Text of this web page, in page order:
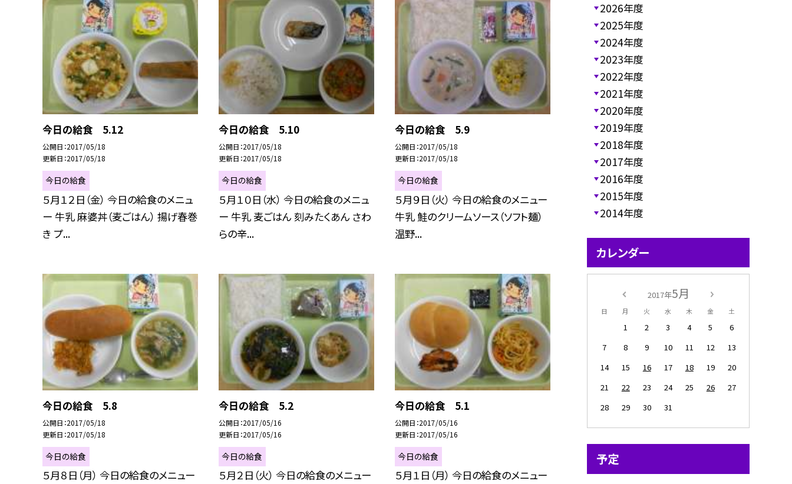
今日の給食 5.12
公開日 2017/05/18
更新日 2017/05/18
今日の給食
５月１２日（金） 今日の給食のメニュ
ー 牛乳 麻婆丼（麦ごはん） 揚げ春巻
き プ...
今日の給食 5.10
公開日 2017/05/18
更新日 2017/05/18
今日の給食
５月１０日（水） 今日の給食のメニュ
ー 牛乳 麦ごはん 刻みたくあん さわ
らの辛...
今日の給食 5.9
公開日 2017/05/18
更新日 2017/05/18
今日の給食
５月９日（火） 今日の給食のメニュー
牛乳 鮭のクリームソース（ソフト麺）
温野...
今日の給食 5.8
公開日 2017/05/18
更新日 2017/05/18
今日の給食
５月８日（月） 今日の給食のメニュー
今日の給食 5.2
公開日 2017/05/16
更新日 2017/05/16
今日の給食
５月２日（火） 今日の給食のメニュー
今日の給食 5.1
公開日 2017/05/16
更新日 2017/05/16
今日の給食
５月１日（月） 今日の給食のメニュー
2026年度
2025年度
2024年度
2023年度
2022年度
2021年度
2020年度
2019年度
2018年度
2017年度
2016年度
2015年度
2014年度
カレンダー
2017年5月
日 月 火 水 木 金 土
1 2 3 4 5
6
7
8 9 10 11 12
13
14
15 16 17 18 19
20
21
22 23 24 25 26
27
28
29 30 31
予定